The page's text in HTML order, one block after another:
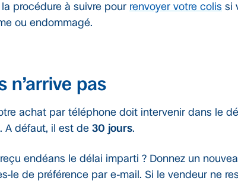
procédure à suivre pour renvoyer votre colis si
ou endommagé.
n’arrive pas
achat par téléphone doit intervenir dans le
A défaut, il est de 30 jours.
reçu endéans le délai imparti ? Donnez un
le de préférence par e-mail. Si le vendeur ne